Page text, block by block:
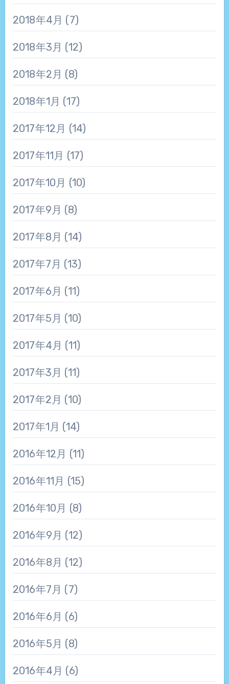
2018年4月 (7)
2018年3月 (12)
2018年2月 (8)
2018年1月 (17)
2017年12月 (14)
2017年11月 (17)
2017年10月 (10)
2017年9月 (8)
2017年8月 (14)
2017年7月 (13)
2017年6月 (11)
2017年5月 (10)
2017年4月 (11)
2017年3月 (11)
2017年2月 (10)
2017年1月 (14)
2016年12月 (11)
2016年11月 (15)
2016年10月 (8)
2016年9月 (12)
2016年8月 (12)
2016年7月 (7)
2016年6月 (6)
2016年5月 (8)
2016年4月 (6)